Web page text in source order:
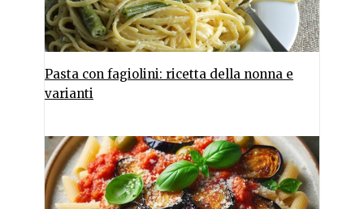
Pasta con fagiolini: ricetta della nonna e
varianti